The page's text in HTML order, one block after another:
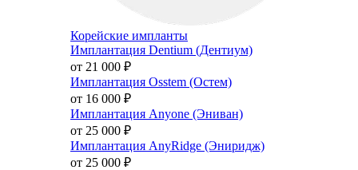
Корейские импланты
Имплантация Dentium (Дентиум)
от 21 000 ₽
Имплантация Osstem (Остем)
от 16 000 ₽
Имплантация Anyone (Эниван)
от 25 000 ₽
Имплантация AnyRidge (Эниридж)
от 25 000 ₽